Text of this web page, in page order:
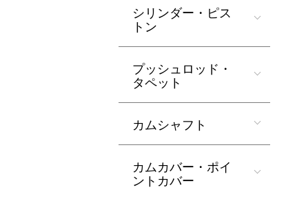
シリンダー・ピス
トン
プッシュロッド・
タペット
カムシャフト
カムカバー・ポイ
ントカバー